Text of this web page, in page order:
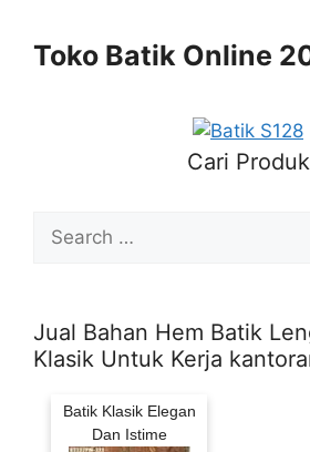
contentToko Batik Online
Cari Produk
for:
Jual Bahan Hem Batik
Klasik Untuk Kerja
Batik Klasik Elegan
Dan Istime